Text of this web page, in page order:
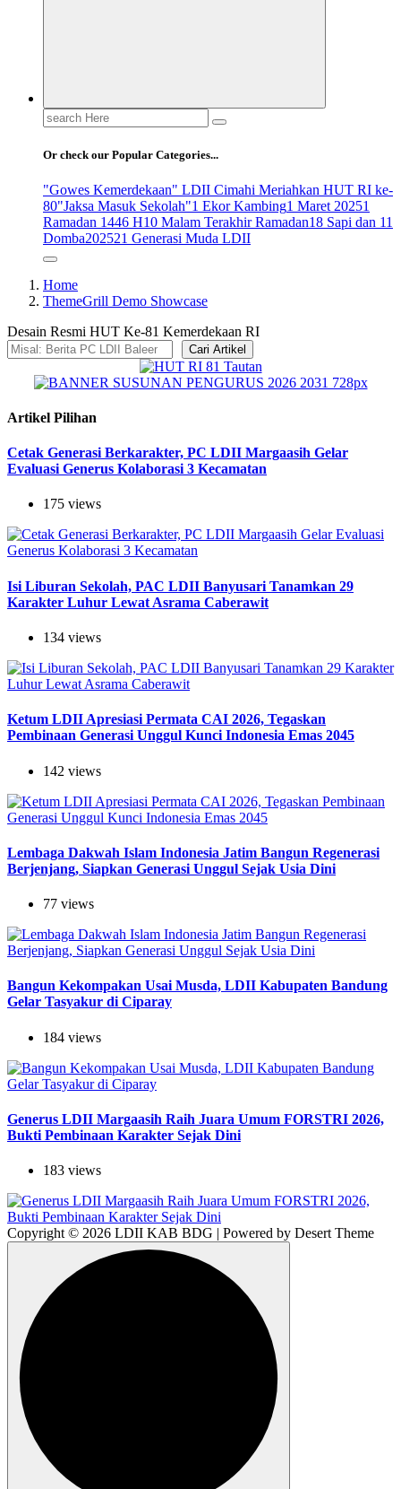
Search
for:
Or check our Popular Categories...
"Gowes Kemerdekaan" LDII Cimahi Meriahkan HUT RI ke-
80"Jaksa Masuk Sekolah"1 Ekor Kambing1 Maret 20251
Ramadan 1446 H10 Malam Terakhir Ramadan18 Sapi dan 11
Domba202521 Generasi Muda LDII
Home
ThemeGrill Demo Showcase
Desain Resmi HUT Ke-81 Kemerdekaan RI
Cari Artikel
Artikel Pilihan
Cetak Generasi Berkarakter, PC LDII Margaasih Gelar
Evaluasi Generus Kolaborasi 3 Kecamatan
175 views
Isi Liburan Sekolah, PAC LDII Banyusari Tanamkan 29
Karakter Luhur Lewat Asrama Caberawit
134 views
Ketum LDII Apresiasi Permata CAI 2026, Tegaskan
Pembinaan Generasi Unggul Kunci Indonesia Emas 2045
142 views
Lembaga Dakwah Islam Indonesia Jatim Bangun Regenerasi
Berjenjang, Siapkan Generasi Unggul Sejak Usia Dini
77 views
Bangun Kekompakan Usai Musda, LDII Kabupaten Bandung
Gelar Tasyakur di Ciparay
184 views
Generus LDII Margaasih Raih Juara Umum FORSTRI 2026,
Bukti Pembinaan Karakter Sejak Dini
183 views
Copyright © 2026 LDII KAB BDG | Powered by Desert Theme